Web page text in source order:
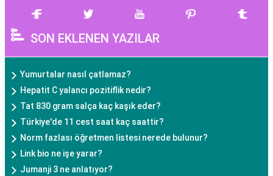
SON EKLENEN YAZILAR
Yumurtalar nasıl çatlamaz?
Hepatit C yalancı pozitiflik nedir?
Tat 830 gram salça kaç kaşık eder?
Türkiye'de 11 cest saat kaç saattir?
Norm fazlası öğretmen listesi nerede bulunur?
Link bio ne işe yarar?
Jumanji 3 ne anlatıyor?